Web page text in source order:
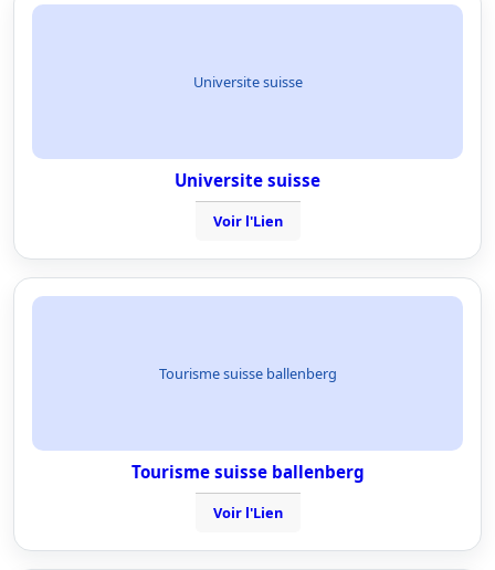
Universite suisse
Universite suisse
Voir l'Lien
Tourisme suisse ballenberg
Tourisme suisse ballenberg
Voir l'Lien